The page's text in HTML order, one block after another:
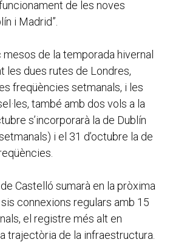
de les noves
i Madrid”.
de la temporada hivernal
les dues rutes de Londres,
freqüències setmanals, i les
també amb dos vols a la
s’incorporarà la de Dublín
i el 31 d’octubre la de
Castelló sumarà en la pròxima
sis connexions regulars amb 15
el registre més alt en
trajectòria de la infraestructura.